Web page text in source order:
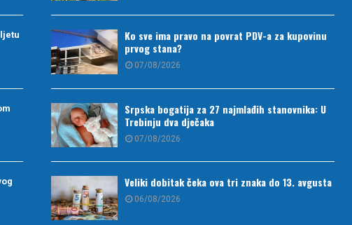
Ko sve ima pravo na povrat PDV-a za kupovinu
prvog stana?
07/08/2026
Srpska bogatija za 27 najmlađih stanovnika: U
Trebinju dva dječaka
07/08/2026
Veliki dobitak čeka ova tri znaka do 13. avgusta
06/08/2026